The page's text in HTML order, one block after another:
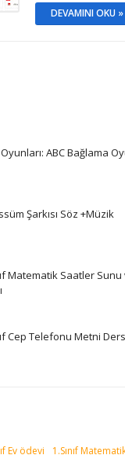
DEVAMINI OKU »
ABC Bağlama
Şarkısı Söz +Müzik
Matematik Saatler
Cep Telefonu Metni
Ev ödevi 1.Sınıf